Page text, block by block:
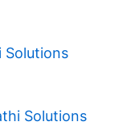
Solutions
Solutions